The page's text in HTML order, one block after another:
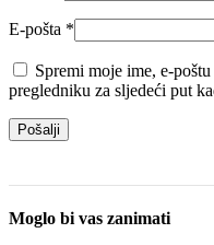
E-pošta *
Spremi moje ime, e-
pregledniku za sljedeći put
Moglo bi vas zanimati